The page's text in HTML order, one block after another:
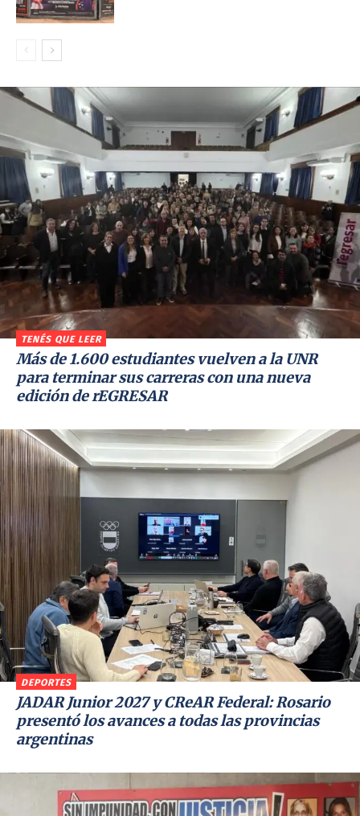
TENÉS QUE LEER
Más de 1.600 estudiantes vuelven a la UNR
para terminar sus carreras con una nueva
edición de rEGRESAR
DEPORTES
JADAR Junior 2027 y CReAR Federal: Rosario
presentó los avances a todas las provincias
argentinas